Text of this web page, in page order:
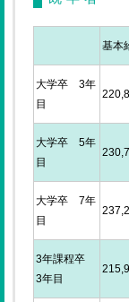
基本
大学卒 3年
目
大学卒 5年
目
大学卒 7年
目
3年課程卒
3年目